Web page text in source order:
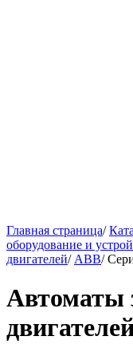
Главная страница/
оборудование и
двигателей/ ABB/
Автоматы